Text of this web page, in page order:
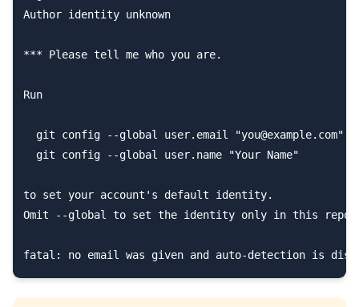
Author identity unknown
*** Please tell me who you are.
Run
  git config --global user.email "you@example.com"
  git config --global user.name "Your Name"
to set your account's default identity.
Omit --global to set the identity only in this